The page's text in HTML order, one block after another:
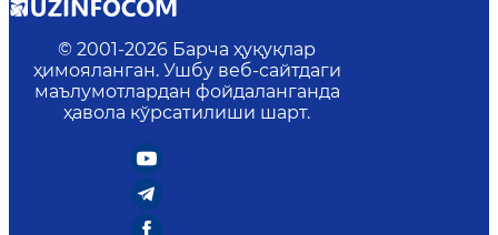
© 2001-2026 Барча ҳуқуқлар
ҳимояланган. Ушбу веб-сайтдаги
маълумотлардан фойдаланганда
ҳавола кўрсатилиши шарт.